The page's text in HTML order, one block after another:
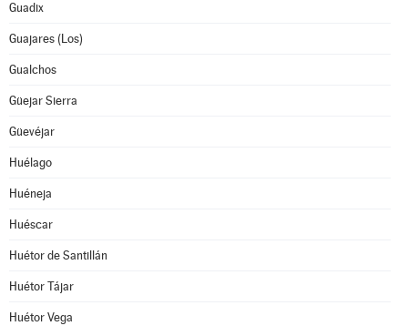
Guadix
Guajares (Los)
Gualchos
Güejar Sierra
Güevéjar
Huélago
Huéneja
Huéscar
Huétor de Santillán
Huétor Tájar
Huétor Vega